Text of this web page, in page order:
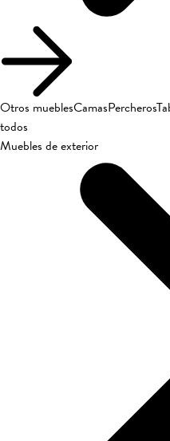
Otros mueblesCamasPercheros
todos
Muebles de exterior